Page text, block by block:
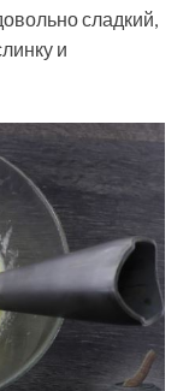
сладкий,
и